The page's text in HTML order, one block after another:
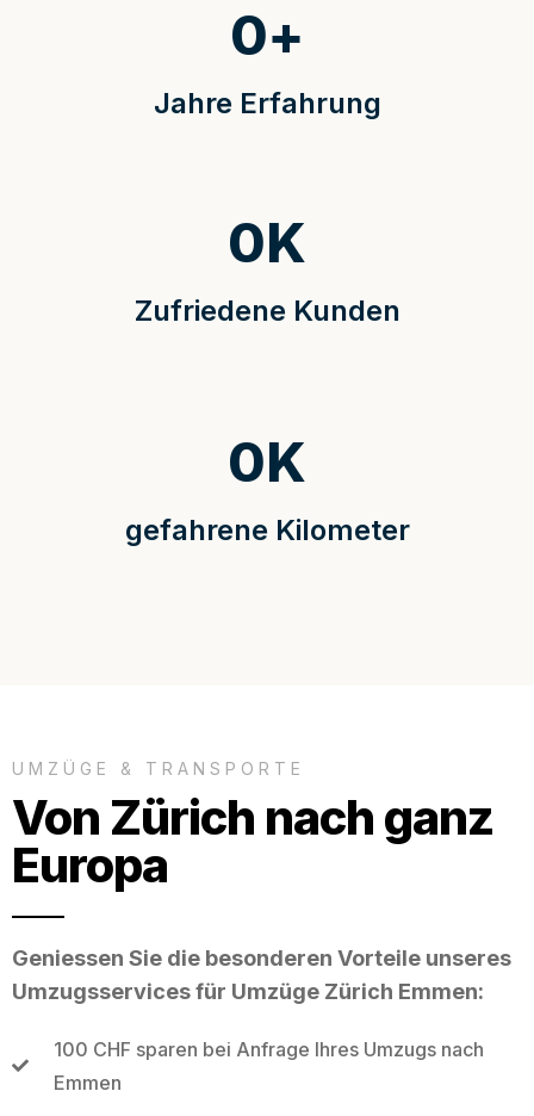
Jahre Erfahrung
0+
Zufriedene Kunden
0K
gefahrene Kilometer
0K
UMZÜGE & TRANSPORTE
Von Zürich nach ganz
Europa
Geniessen Sie die besonderen Vorteile unseres
Umzugsservices für Umzüge Zürich Emmen:
100 CHF sparen bei Anfrage Ihres Umzugs nach
Emmen